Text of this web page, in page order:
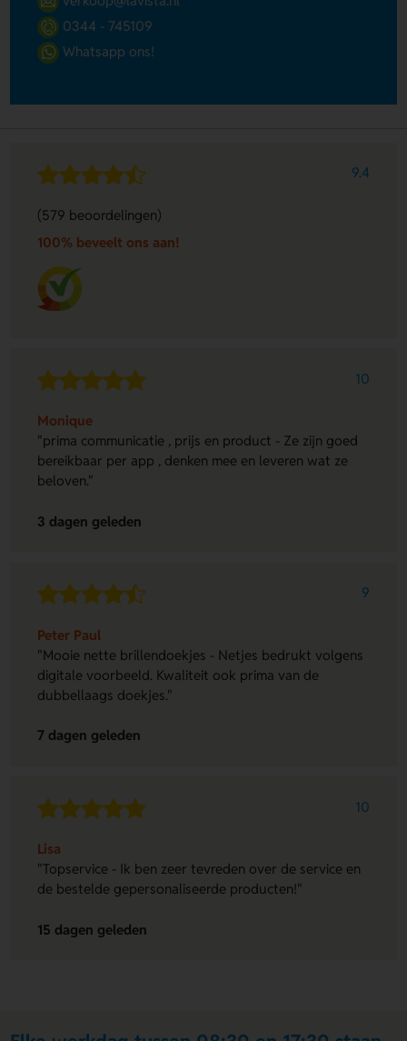
0344 - 745109
Whatsapp ons!
9.4
(579 beoordelingen)
100% beveelt ons aan!
10
Monique
"prima communicatie , prijs en product - Ze zijn goed
bereikbaar per app , denken mee en leveren wat ze
beloven."
3 dagen geleden
9
Peter Paul
"Mooie nette brillendoekjes - Netjes bedrukt volgens
digitale voorbeeld. Kwaliteit ook prima van de
dubbellaags doekjes."
7 dagen geleden
10
Lisa
"Topservice - Ik ben zeer tevreden over de service en
de bestelde gepersonaliseerde producten!"
15 dagen geleden